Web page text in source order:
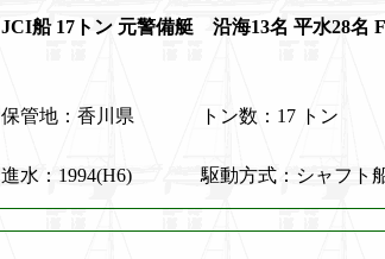
JCI船 17トン 元警備艇 沿海13名 平水28名
保管地：香川県 トン数：17 トン
進水：1994(H6) 駆動方式：シャフト